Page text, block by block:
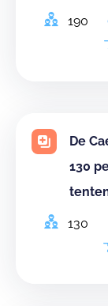
190
De
130
130